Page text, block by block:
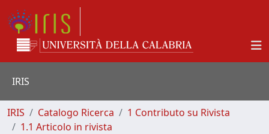
IRIS
IRIS Catalogo Ricerca
1 Contributo su Rivista
1.1 Articolo in rivista